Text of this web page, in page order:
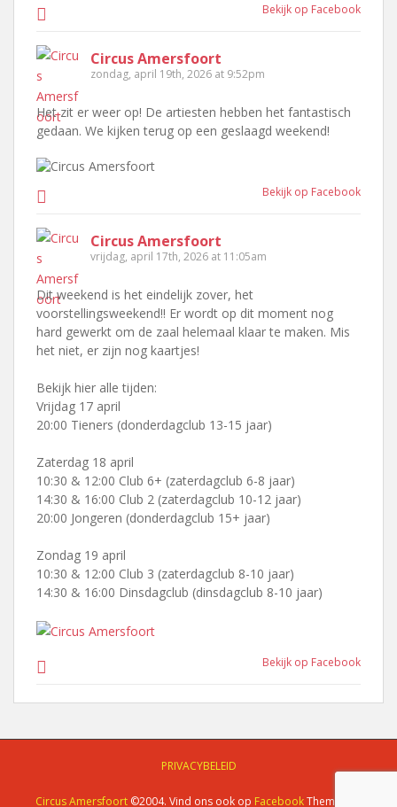
Bekijk op Facebook
Circus Amersfoort
zondag, april 19th, 2026 at 9:52pm
Het zit er weer op! De artiesten hebben het fantastisch
gedaan. We kijken terug op een geslaagd weekend!
Bekijk op Facebook
Circus Amersfoort
vrijdag, april 17th, 2026 at 11:05am
Dit weekend is het eindelijk zover, het
voorstellingsweekend!! Er wordt op dit moment nog
hard gewerkt om de zaal helemaal klaar te maken. Mis
het niet, er zijn nog kaartjes!
Bekijk hier alle tijden:
Vrijdag 17 april
20:00 Tieners (donderdagclub 13-15 jaar)
Zaterdag 18 april
10:30 & 12:00 Club 6+ (zaterdagclub 6-8 jaar)
14:30 & 16:00 Club 2 (zaterdagclub 10-12 jaar)
20:00 Jongeren (donderdagclub 15+ jaar)
Zondag 19 april
10:30 & 12:00 Club 3 (zaterdagclub 8-10 jaar)
14:30 & 16:00 Dinsdagclub (dinsdagclub 8-10 jaar)
Bekijk op Facebook
PRIVACYBELEID
Circus Amersfoort ©2004. Vind ons ook op FacebookThema van